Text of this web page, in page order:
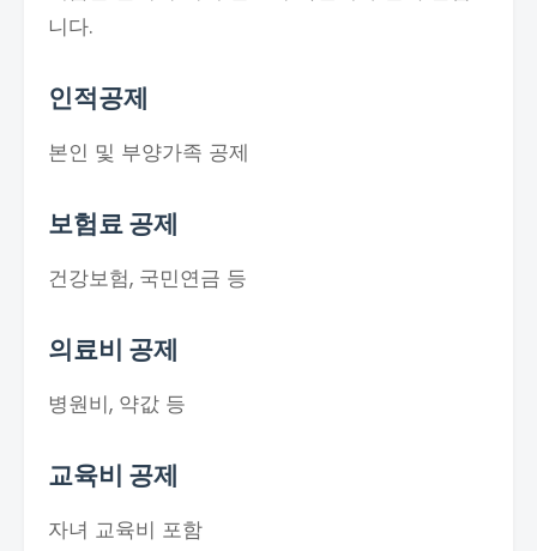
니다.
인적공제
본인 및 부양가족 공제
보험료 공제
건강보험, 국민연금 등
의료비 공제
병원비, 약값 등
교육비 공제
자녀 교육비 포함